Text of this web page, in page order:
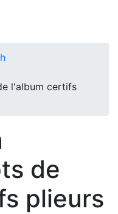
l'album certifs
de
plieurs